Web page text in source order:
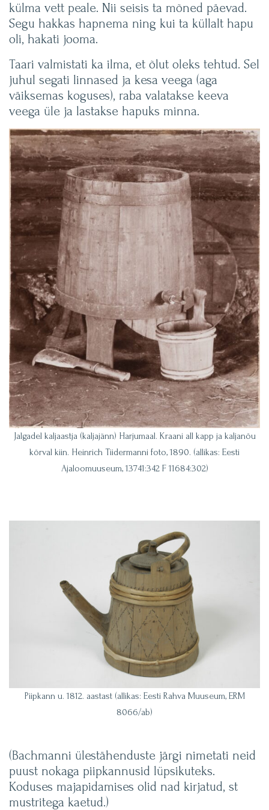
külma vett peale. Nii seisis ta mõned päevad.
Segu hakkas hapnema ning kui ta küllalt hapu
oli, hakati jooma.
Taari valmistati ka ilma, et õlut oleks tehtud. Sel
juhul segati linnased ja kesa veega (aga
väiksemas koguses), raba valatakse keeva
veega üle ja lastakse hapuks minna.
Jalgadel kaljaastja (kaljajänn) Harjumaal. Kraani all kapp ja kaljanõu
kõrval kiin. Heinrich Tiidermanni foto, 1890. (allikas: Eesti
Ajaloomuuseum, 13741:342 F 11684:302)
Piipkann u. 1812. aastast (allikas: Eesti Rahva Muuseum, ERM
8066/ab)
(Bachmanni ülestähenduste järgi nimetati neid
puust nokaga piipkannusid lüpsikuteks.
Koduses majapidamises olid nad kirjatud, st
mustritega kaetud.)